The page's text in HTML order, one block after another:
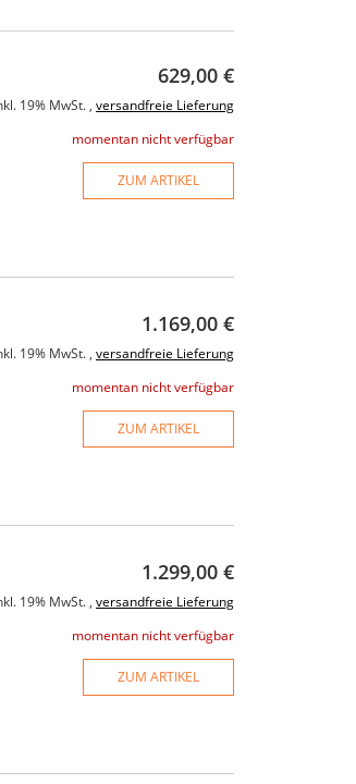
629,00 €
19% MwSt. , versandfreie Lieferung
momentan nicht verfügbar
ZUM ARTIKEL
1.169,00 €
19% MwSt. , versandfreie Lieferung
momentan nicht verfügbar
ZUM ARTIKEL
1.299,00 €
19% MwSt. , versandfreie Lieferung
momentan nicht verfügbar
ZUM ARTIKEL